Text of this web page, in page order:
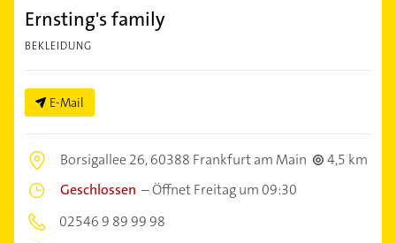
Ernsting's family
BEKLEIDUNG
E-Mail
Borsigallee 26,60388 Frankfurt am Main
4,5 km
Geschlossen –Öffnet Freitag um 09:30
02546 9 89 99 98